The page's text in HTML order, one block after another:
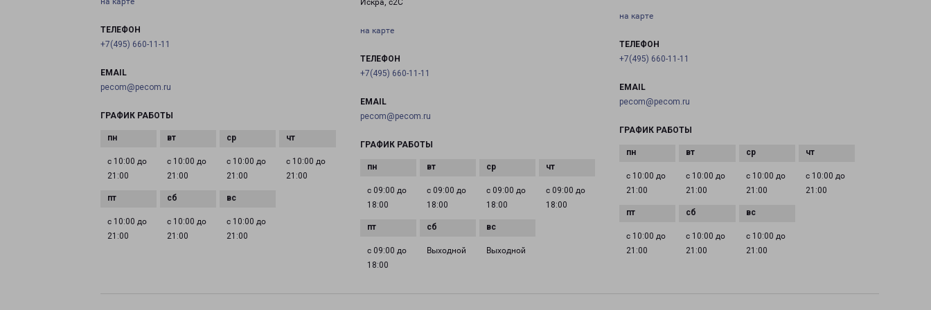
ТЕЛЕФОН
+7(495) 660-11-11
EMAIL
pecom@pecom.ru
ГРАФИК РАБОТЫ
с 10:00 до
21:00
с 10:00 до
21:00
с 10:00 до
21:00
с 10:00 до
21:00
с 10:00 до
21:00
с 10:00 до
21:00
с 10:00 до
21:00
Искра, с2С
на карте
ТЕЛЕФОН
+7(495) 660-11-11
EMAIL
pecom@pecom.ru
ГРАФИК РАБОТЫ
с 09:00 до
18:00
с 09:00 до
18:00
с 09:00 до
18:00
с 09:00 до
18:00
с 09:00 до
18:00
Выходной Выходной
на карте
ТЕЛЕФОН
+7(495) 660-11-11
EMAIL
pecom@pecom.ru
ГРАФИК РАБОТЫ
с 10:00 до
21:00
с 10:00 до
21:00
с 10:00 до
21:00
с 10:00 до
21:00
с 10:00 до
21:00
с 10:00 до
21:00
с 10:00 до
21:00